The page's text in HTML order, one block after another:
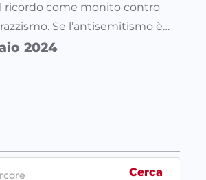
ricordo come monito contro
Se l’antisemitismo è…
2024
Cerca